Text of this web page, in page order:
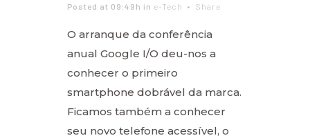
Posted at 09:49h in e-Tech Share
O arranque da conferência
anual Google I/O deu-nos a
conhecer o primeiro
smartphone dobrável da marca.
Ficamos também a conhecer
seu novo telefone acessível, o